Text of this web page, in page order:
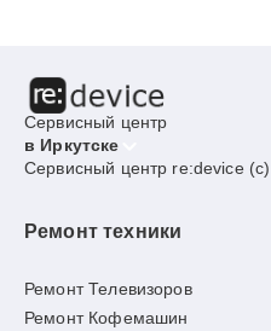
Сервисный центр
в Иркутске
Сервисный центр re:device
Ремонт техники
Ремонт Телевизоров
Ремонт Кофемашин